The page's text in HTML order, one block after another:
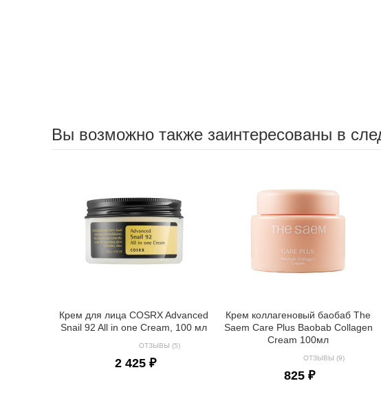
Вы возможно также заинтересованы в
Крем для лица COSRX Advanced
Snail 92 All in one Cream, 100 мл
ОТЗЫВЫ (5)
2 425 ₽
Крем коллагеновый баобаб The
Saem Care Plus Baobab Collagen
Cream 100мл
ОТЗЫВЫ (9)
825 ₽